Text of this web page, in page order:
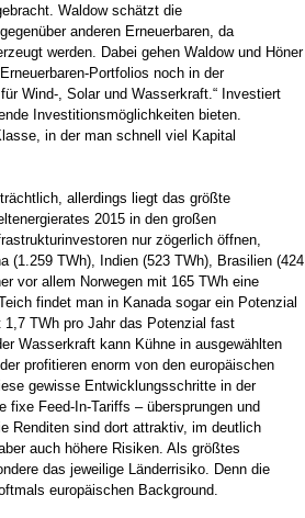
Waldow schätzt die
anderen Erneuerbaren, da
werden. Dabei gehen Waldow und Höner
Portfolios noch in der
Wind-, Solar und Wasserkraft.“ Investiert
Investitionsmöglichkeiten bieten.
in der man schnell viel Kapital
allerdings liegt das größte
2015 in den großen
nur zögerlich öffnen,
(1.259 TWh), Indien (523 TWh), Brasilien (424
vor allem Norwegen mit 165 TWh eine
findet man in Kanada sogar ein Potenzial
TWh pro Jahr das Potenzial fast
Wasserkraft kann Kühne in ausgewählten
profitieren enorm von den europäischen
gewisse Entwicklungsschritte in der
fixe Feed-In-Tariffs – übersprungen und
Renditen sind dort attraktiv, im deutlich
auch höhere Risiken. Als größtes
das jeweilige Länderrisiko. Denn die
europäischen Background.